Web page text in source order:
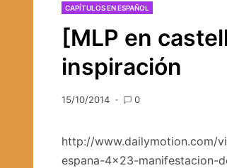
CAPÍTULOS EN ESPAÑOL
[MLP en
inspiración
15/10/2014 0
http://www.dailymotion.com/
espana-4×23-manifestacion-